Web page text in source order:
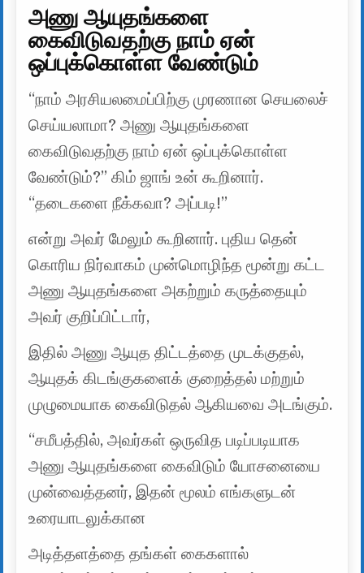
அணு ஆயுதங்களை
கைவிடுவதற்கு நாம் ஏன்
ஒப்புக்கொள்ள வேண்டும்
“நாம் அரசியலமைப்பிற்கு முரணான செயலைச்
செய்யலாமா? அணு ஆயுதங்களை
கைவிடுவதற்கு நாம் ஏன் ஒப்புக்கொள்ள
வேண்டும்?” கிம் ஜாங் உன் கூறினார்.
“தடைகளை நீக்கவா? அப்படி!”
என்று அவர் மேலும் கூறினார். புதிய தென்
கொரிய நிர்வாகம் முன்மொழிந்த மூன்று கட்ட
அணு ஆயுதங்களை அகற்றும் கருத்தையும்
அவர் குறிப்பிட்டார்,
இதில் அணு ஆயுத திட்டத்தை முடக்குதல்,
ஆயுதக் கிடங்குகளைக் குறைத்தல் மற்றும்
முழுமையாக கைவிடுதல் ஆகியவை அடங்கும்.
“சமீபத்தில், அவர்கள் ஒருவித படிப்படியாக
அணு ஆயுதங்களை கைவிடும் யோசனையை
முன்வைத்தனர், இதன் மூலம் எங்களுடன்
உரையாடலுக்கான
அடித்தளத்தை தங்கள் கைகளால்